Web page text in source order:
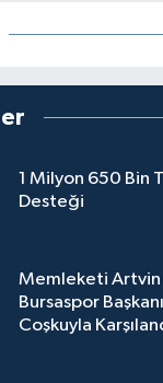
1 Milyon 650 Bin
Desteği
Memleketi
Bursaspor
Coşkuyla